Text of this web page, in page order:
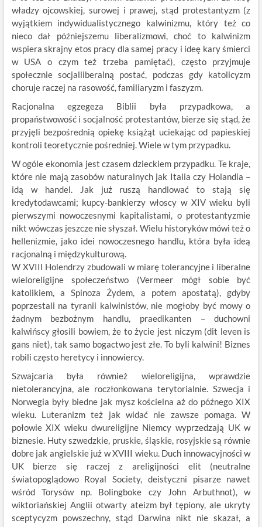
władzy ojcowskiej, surowej i prawej, stąd protestantyzm (z
wyjątkiem indywidualistycznego kalwinizmu, który też co
nieco dał późniejszemu liberalizmowi, choć to kalwinizm
wspiera skrajny etos pracy dla samej pracy i ideę kary śmierci
w USA o czym też trzeba pamiętać), często przyjmuje
społecznie socjalliberalną postać, podczas gdy katolicyzm
choruje raczej na rasowość, familiaryzm i faszyzm.
Racjonalna egzegeza Biblii była przypadkowa, a
propaństwowość i socjalność protestantów, bierze się stąd, że
przyjęli bezpośrednią opiekę książąt uciekając od papieskiej
kontroli teoretycznie pośredniej. Wiele w tym przypadku.
W ogóle ekonomia jest czasem dzieckiem przypadku. Te kraje,
które nie mają zasobów naturalnych jak Italia czy Holandia –
idą w handel. Jak już ruszą handlować to stają się
kredytodawcami; kupcy-bankierzy włoscy w XIV wieku byli
pierwszymi nowoczesnymi kapitalistami, o protestantyzmie
nikt wówczas jeszcze nie słyszał. Wielu historyków mówi też o
hellenizmie, jako idei nowoczesnego handlu, która była ideą
racjonalną i międzykulturową.
W XVIII Holendrzy zbudowali w miarę tolerancyjne i liberalne
wieloreligijne społeczeństwo (Vermeer mógł sobie być
katolikiem, a Spinoza Żydem, a potem apostatą), gdyby
poprzestali na tyranii kalwinistów, nie mogłoby być mowy o
żadnym bezbożnym handlu, praedikanten – duchowni
kalwińscy głosili bowiem, że to życie jest niczym (dit leven is
gans niet), tak samo bogactwo jest złe. To byli kalwini! Biznes
robili często heretycy i innowiercy.
Szwajcaria była również wieloreligijna, wprawdzie
nietolerancyjna, ale roczłonkowana terytorialnie. Szwecja i
Norwegia były biedne jak mysz kościelna aż do późnego XIX
wieku. Luteranizm też jak widać nie zawsze pomaga. W
połowie XIX wieku dwureligijne Niemcy wyprzedzają UK w
biznesie. Huty szwedzkie, pruskie, śląskie, rosyjskie są równie
dobre jak angielskie już w XVIII wieku. Duch innowacyjności w
UK bierze się raczej z areligijności elit (neutralne
światopoglądowo Royal Society, deistyczni pisarze nawet
wśród Torysów np. Bolingboke czy John Arbuthnot), w
wiktoriańskiej Anglii otwarty ateizm był tępiony, ale ukryty
sceptycyzm powszechny, stąd Darwina nikt nie skazał, a